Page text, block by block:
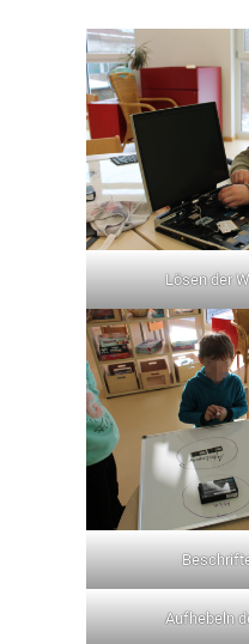
Lösen der
Aufhebeln